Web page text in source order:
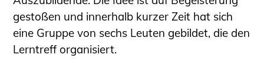
Wettbewerbe für Studierende
BLING.BLING.
Kammer Newsletter
gestoßen und innerhalb kurzer Zeit hat sich
eine Gruppe von sechs Leuten gebildet, die den
Lerntreff organisiert.